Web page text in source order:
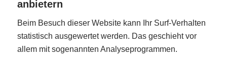
anbietern
Beim Besuch dieser Website kann Ihr Surf-Verhalten
statistisch ausgewertet werden. Das geschieht vor
allem mit sogenannten Analyseprogrammen.